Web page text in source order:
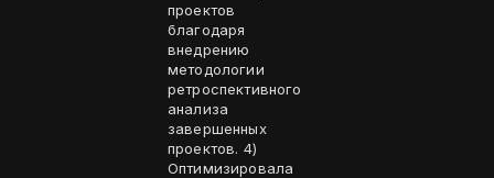
проектов
благодаря
внедрению
методологии
ретроспективного
анализа
завершенных
проектов. 4)
Оптимизировала